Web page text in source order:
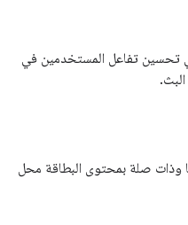
تحسين تفاعل المستخدمين في
وذات صلة بمحتوى البطاقة محل